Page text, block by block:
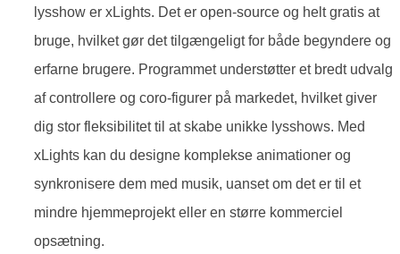
lysshow er xLights. Det er open-source og helt gratis at
bruge, hvilket gør det tilgængeligt for både begyndere og
erfarne brugere. Programmet understøtter et bredt udvalg
af controllere og coro-figurer på markedet, hvilket giver
dig stor fleksibilitet til at skabe unikke lysshows. Med
xLights kan du designe komplekse animationer og
synkronisere dem med musik, uanset om det er til et
mindre hjemmeprojekt eller en større kommerciel
opsætning.